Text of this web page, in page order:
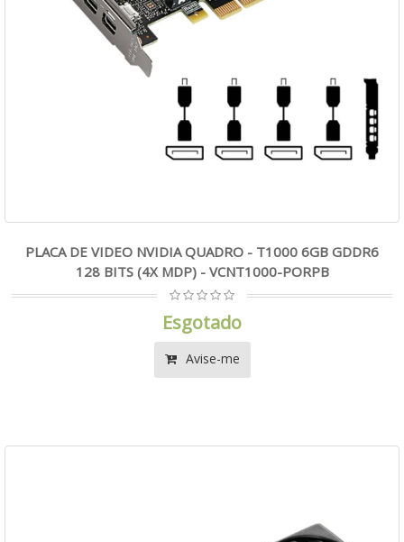
PLACA DE VIDEO NVIDIA QUADRO - T1000 6GB GDDR6
128 BITS (4X MDP) - VCNT1000-PORPB
Esgotado
Avise-me